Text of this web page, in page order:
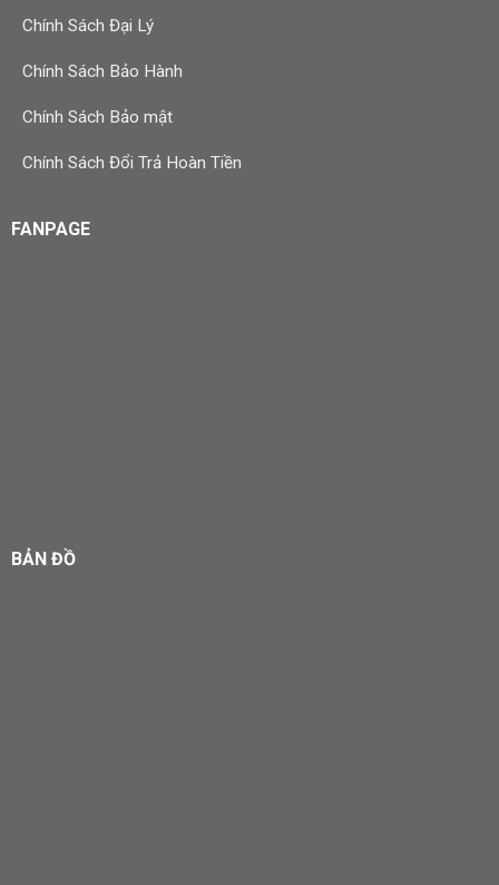
Chính Sách Đại Lý
Chính Sách Bảo Hành
Chính Sách Bảo mật
Chính Sách Đổi Trả Hoàn Tiền
FANPAGE
BẢN ĐỒ